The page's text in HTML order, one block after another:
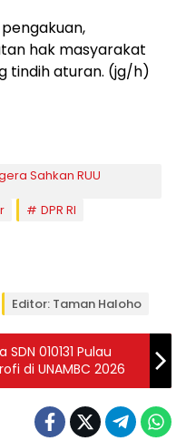
hak masyarakat
tindih aturan. (jg/h)
Sahkan RUU
DPR RI
Editor: Taman Haloho
010131 Pulau
di UNAMBC 2026